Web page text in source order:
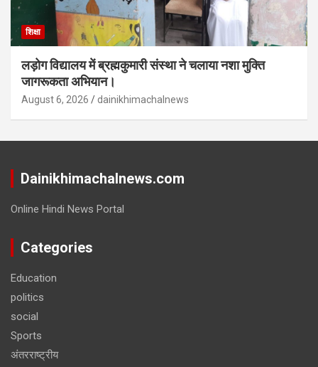
शिक्षा
लड़ोग विद्यालय में ब्रह्मकुमारी संस्था ने चलाया नशा मुक्ति
जागरूकता अभियान।
August 6, 2026 dainikhimachalnews
Dainikhimachalnews.com
Online Hindi News Portal
Categories
Education
politics
social
Sports
अंतरराष्ट्रीय